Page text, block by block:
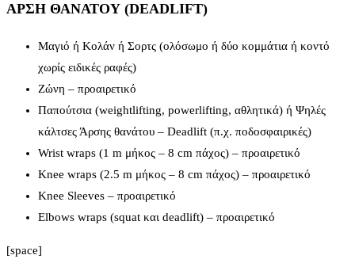
ΑΡΣΗ ΘΑΝΑΤΟΥ (DEADLIFT)
Μαγιό ή Κολάν ή Σορτς (ολόσωμο ή δύο κομμάτια ή κοντό
χωρίς ειδικές ραφές)
Ζώνη – προαιρετικό
Παπούτσια (weightlifting, powerlifting, αθλητικά) ή Ψηλές
κάλτσες Άρσης θανάτου – Deadlift (π.χ. ποδοσφαιρικές)
Wrist wraps (1 m μήκος – 8 cm πάχος) – προαιρετικό
Knee wraps (2.5 m μήκος – 8 cm πάχος) – προαιρετικό
Knee Sleeves – προαιρετικό
Elbows wraps (squat και deadlift) – προαιρετικό
[space]